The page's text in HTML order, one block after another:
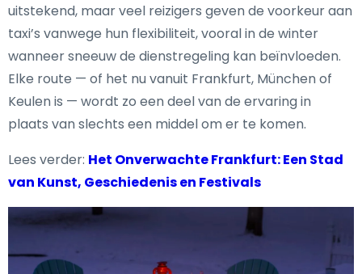
uitstekend, maar veel reizigers geven de voorkeur aan
taxi’s vanwege hun flexibiliteit, vooral in de winter
wanneer sneeuw de dienstregeling kan beïnvloeden.
Elke route — of het nu vanuit Frankfurt, München of
Keulen is — wordt zo een deel van de ervaring in
plaats van slechts een middel om er te komen.
Lees verder: Het Onverwachte Frankfurt: Een Stad
van Kunst, Geschiedenis en Festivals